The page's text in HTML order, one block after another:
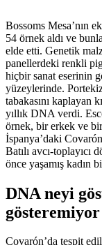
Bossoms Mesa’nın
54 örnek aldı ve
elde etti. Genetik
panellerdeki renkli
hiçbir sanat eserinin
yüzeylerinde.
tabakasını kaplayan
yıllık DNA verdi.
örnek, bir erkek ve
İspanya’daki
Batılı avcı-
önce yaşamış kadın
DNA neyi
gösteremiyor
Covarón’da tespit